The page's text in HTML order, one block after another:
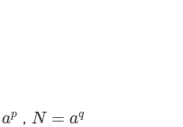
，
N=